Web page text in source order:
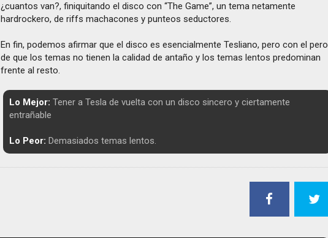
¿cuantos van?, finiquitando el disco con “The Game”, un tema netamente
hardrockero, de riffs machacones y punteos seductores.
En fin, podemos afirmar que el disco es esencialmente Tesliano, pero con el pero
de que los temas no tienen la calidad de antaño y los temas lentos predominan
frente al resto.
Lo Mejor: Tener a Tesla de vuelta con un disco sincero y ciertamente
entrañable
Lo Peor: Demasiados temas lentos.